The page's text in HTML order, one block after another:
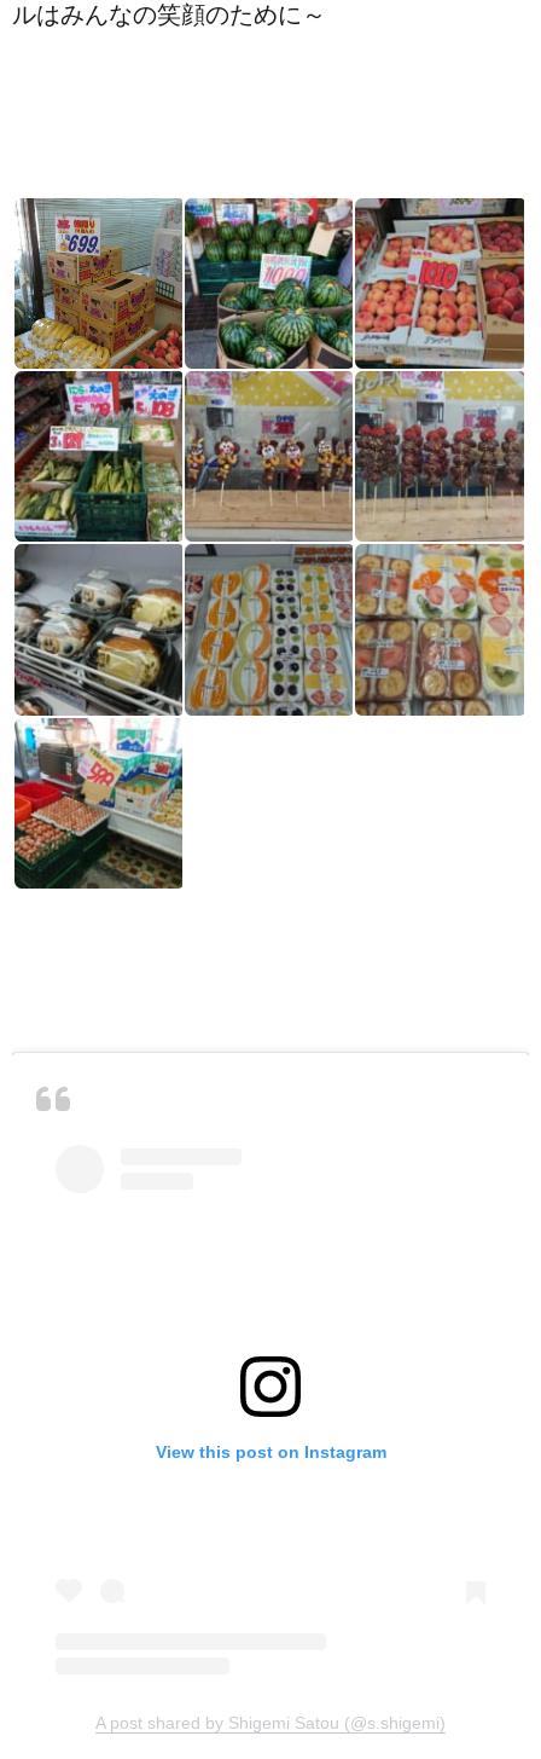
ル️はみんなの笑顔のために～️
View this post on Instagram
A post shared by Shigemi Satou (@s.shigemi)